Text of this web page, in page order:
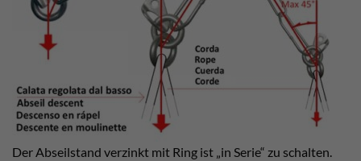
Der Abseilstand verzinkt mit Ring ist „in Serie“ zu schalten.